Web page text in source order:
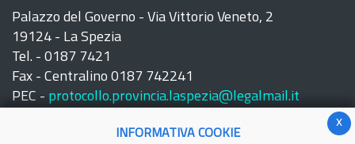
Palazzo del Governo - Via Vittorio Veneto, 2
19124 - La Spezia
Tel. - 0187 7421
Fax - Centralino 0187 742241
PEC - protocollo.provincia.laspezia@legalmail.it
x
INFORMATIVA COOKIE